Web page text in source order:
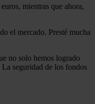
mientras que ahora,
el mercado. Presté mucha
no solo hemos logrado
La seguridad de los fondos